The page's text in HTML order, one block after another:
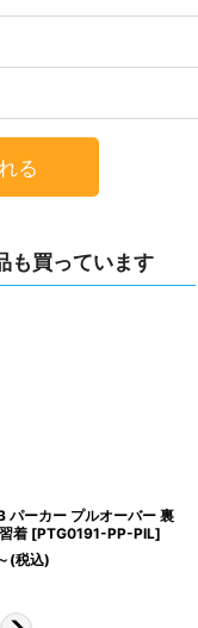
る
も買っています
パーカー プルオーバー 裏
着 [PTG0191-PP-PIL]
(税込)